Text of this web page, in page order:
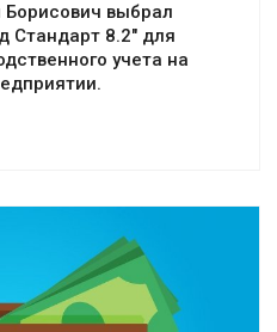
выбрал
Стандарт 8.2" для
учета на